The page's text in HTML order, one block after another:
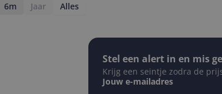
6m Jaar Alles
Stel een alert in en mis
Krijg een seintje zodra de
Jouw e-mailadres